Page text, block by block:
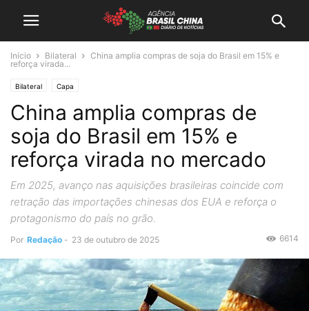
Início Bilateral
China amplia compras de soja do Brasil em 15% e
reforça virada...
Bilateral Capa
China amplia compras de
soja do Brasil em 15% e
reforça virada no mercado
Em 2025, avanço nas aquisições brasileiras coincide com
retração das importações chinesas dos EUA e reforça o
protagonismo do país no grão.
Por Redação - 23 de outubro de 2025 6614